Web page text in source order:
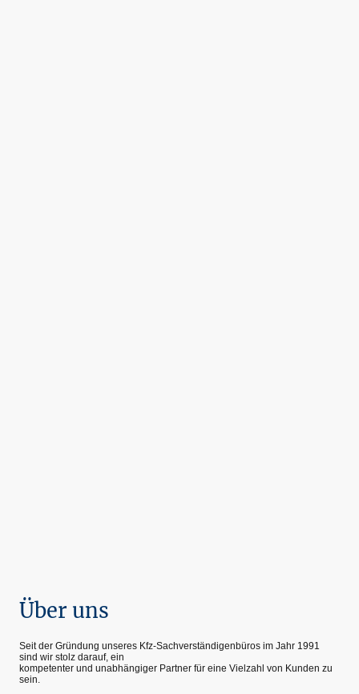
Über uns
Seit der Gründung unseres Kfz-Sachverständigenbüros im Jahr 1991
sind wir stolz darauf, ein
kompetenter und unabhängiger Partner für eine Vielzahl von Kunden zu
sein.